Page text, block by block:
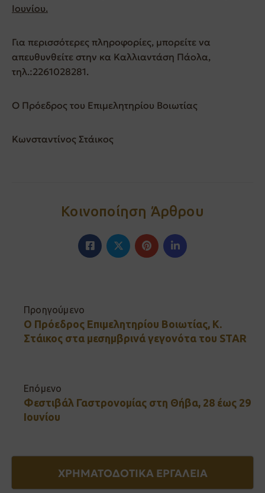
Ιουνίου.
Για περισσότερες πληροφορίες, μπορείτε να
απευθυνθείτε στην κα Καλλιαντάση Πάολα,
τηλ.:2261028281.
Ο Πρόεδρος του Επιμελητηρίου Βοιωτίας
Κωνσταντίνος Στάικος
Κοινοποίηση Άρθρου
Προηγούμενο
Ο Πρόεδρος Επιμελητηρίου Βοιωτίας, Κ.
Στάικος στα μεσημβρινά γεγονότα του STAR
Επόμενο
Φεστιβάλ Γαστρονομίας στη Θήβα, 28 έως 29
Ιουνίου
ΧΡΗΜΑΤΟΔΟΤΙΚΑ ΕΡΓΑΛΕΙΑ